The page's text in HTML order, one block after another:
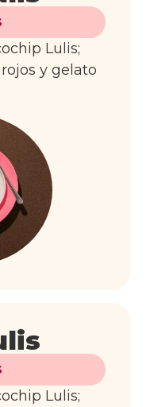
Lulis;
y gelato
Lulis;